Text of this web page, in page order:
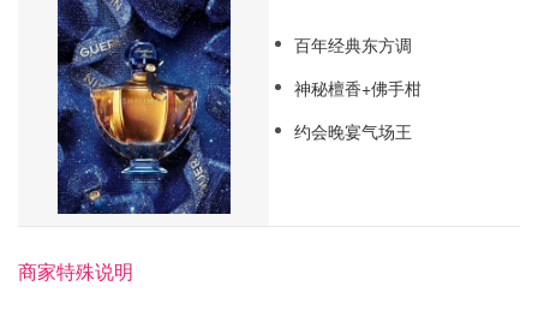
百年经典东方调
神秘檀香+佛手柑
约会晚宴气场王
商家特殊说明